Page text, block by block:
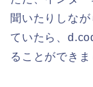
聞いたりしな
ていたら、
ることができま